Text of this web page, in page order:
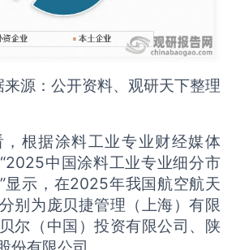
来源：公开资料、观研天下整理
根据涂料工业专业财经媒体
“2025中国涂料工业专业细分市
显示，在2025年我国航空航天
别为庞贝捷管理（上海）有限
尔（中国）投资有限公司、陕